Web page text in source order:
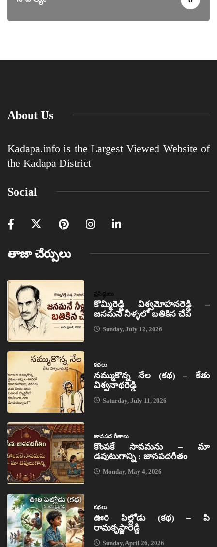
About Us
Kadapa.info is the Largest Viewed Website of
the Kadapa District
Social
తాజా చేర్పులు
ప్రసిద్ధులు
కొమ్మిరెడ్డి విశ్వమోహనరెడ్డి –
జనమనే నీళ్ళలో బతికిన చేప
Sunday, July 12, 2026
కథలు
నమ్ముకొన్న నేల (కథ) – కేతు
విశ్వనాథరెడ్డి
Saturday, July 11, 2026
జానపద గీతాలు
కొంపకే సావమను – మా
డవుటుగాన్ని : జానపదగీతం
Monday, May 4, 2026
కథలు
ఊరి పిల్లోడు (కథ) – పి
రామకృష్ణారెడ్డి
Sunday, April 26, 2026